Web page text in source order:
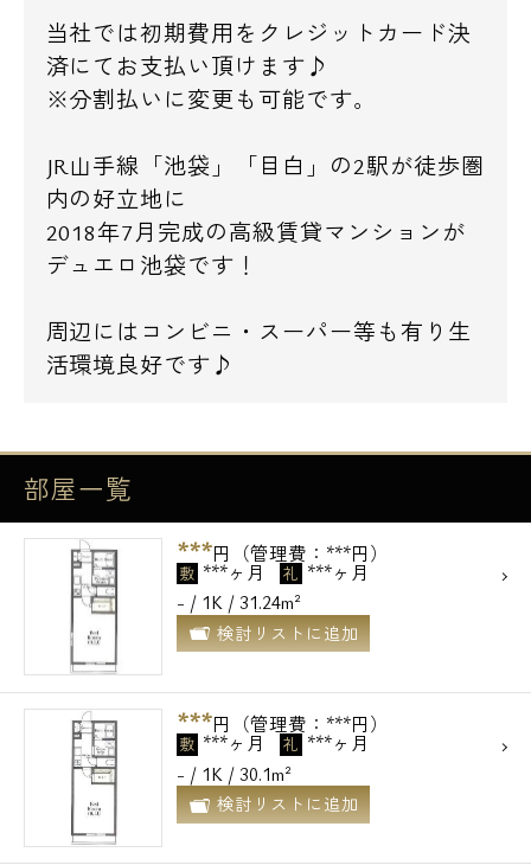
当社では初期費用をクレジットカード決
済にてお支払い頂けます♪
※分割払いに変更も可能です。
JR山手線「池袋」「目白」の2駅が徒歩圏
内の好立地に
2018年7月完成の高級賃貸マンションが
デュエロ池袋です！
周辺にはコンビニ・スーパー等も有り生
活環境良好です♪
部屋一覧
***円（管理費：***円）
敷 ***ヶ月 礼 ***ヶ月
- / 1K / 31.24m²
検討リストに追加
***円（管理費：***円）
敷 ***ヶ月 礼 ***ヶ月
- / 1K / 30.1m²
検討リストに追加